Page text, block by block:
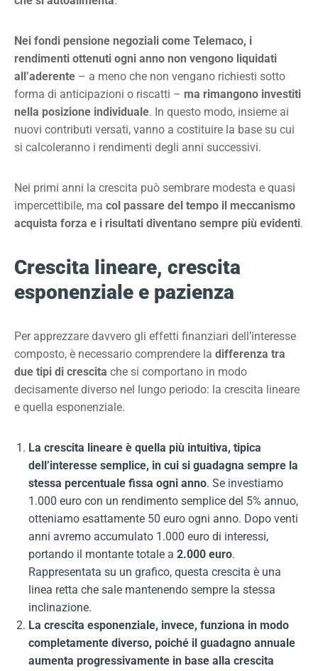
Nei fondi pensione negoziali come Telemaco, i
rendimenti ottenuti ogni anno non vengono liquidati
all’aderente – a meno che non vengano richiesti sotto
forma di anticipazioni o riscatti – ma rimangono investiti
nella posizione individuale. In questo modo, insieme ai
nuovi contributi versati, vanno a costituire la base su cui
si calcoleranno i rendimenti degli anni successivi.
Nei primi anni la crescita può sembrare modesta e quasi
impercettibile, ma col passare del tempo il meccanismo
acquista forza e i risultati diventano sempre più evidenti.
Crescita lineare, crescita
esponenziale e pazienza
Per apprezzare davvero gli effetti finanziari dell’interesse
composto, è necessario comprendere la differenza tra
due tipi di crescita che si comportano in modo
decisamente diverso nel lungo periodo: la crescita lineare
e quella esponenziale.
La crescita lineare è quella più intuitiva, tipica
dell’interesse semplice, in cui si guadagna sempre la
stessa percentuale fissa ogni anno. Se investiamo
1.000 euro con un rendimento semplice del 5% annuo,
otteniamo esattamente 50 euro ogni anno. Dopo venti
anni avremo accumulato 1.000 euro di interessi,
portando il montante totale a 2.000 euro.
Rappresentata su un grafico, questa crescita è una
linea retta che sale mantenendo sempre la stessa
inclinazione.
La crescita esponenziale, invece, funziona in modo
completamente diverso, poiché il guadagno annuale
aumenta progressivamente in base alla crescita